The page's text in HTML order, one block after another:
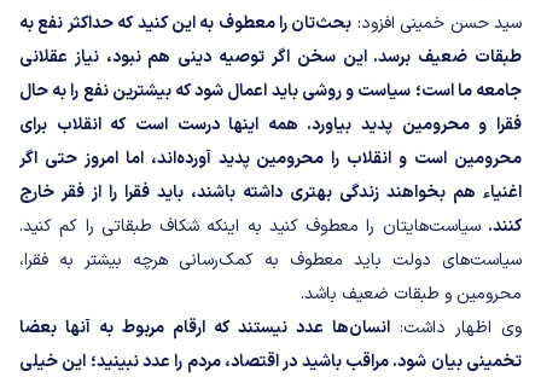
سید حسن خمینی افزود: بحث‌تان را معطوف به این کنید که حداکثر نفع به
طبقات ضعیف برسد. این سخن اگر توصیه دینی هم نبود، نیاز عقلانی
جامعه ما است؛ سیاست و روشی باید اعمال شود که بیشترین نفع را به حال
فقرا و محرومین پدید بیاورد. همه اینها درست است که انقلاب برای
محرومین است و انقلاب را محرومین پدید آورده‌اند، اما امروز حتی اگر
اغنیاء هم بخواهند زندگی بهتری داشته باشند، باید فقرا را از فقر خارج
کنند. سیاست‌هایتان را معطوف کنید به اینکه شکاف طبقاتی را کم کنید.
سیاست‌های دولت باید معطوف به کمک‌رسانی هرچه بیشتر به فقرا،
محرومین و طبقات ضعیف باشد.
وی اظهار داشت: انسان‌ها عدد نیستند که ارقام مربوط به آنها بعضا
تخمینی بیان شود. مراقب باشید در اقتصاد، مردم را عدد نبینید؛ این خیلی